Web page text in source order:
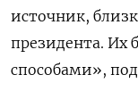
источник,
президента. Их
способами»,